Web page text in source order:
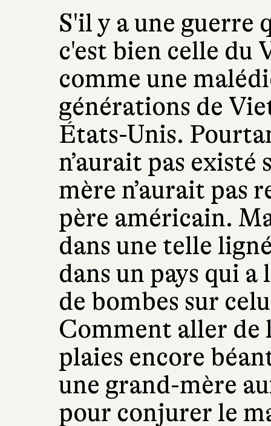
S'il y a une guerre
c'est bien celle du
comme une
générations de
États-Unis.
n’aurait pas existé
mère n’aurait pas
père américain.
dans une telle
dans un pays qui
de bombes sur
Comment aller de
plaies encore
une grand-mère
pour conjurer le